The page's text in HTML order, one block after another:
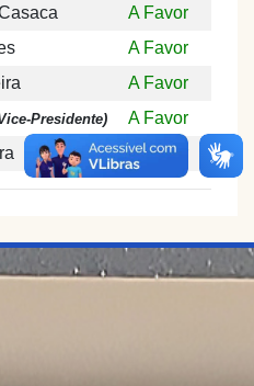
A Favor
A Favor
A Favor
Presidente)
A Favor
A Favor